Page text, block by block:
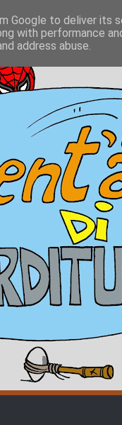
Google to deliver its
with performance
address abuse.